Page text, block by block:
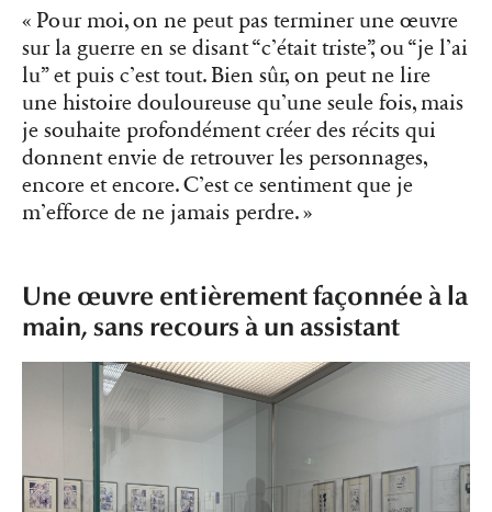
« Pour moi, on ne peut pas terminer une œuvre
sur la guerre en se disant “c’était triste”, ou “je l’ai
lu” et puis c’est tout. Bien sûr, on peut ne lire
une histoire douloureuse qu’une seule fois, mais
je souhaite profondément créer des récits qui
donnent envie de retrouver les personnages,
encore et encore. C’est ce sentiment que je
m’efforce de ne jamais perdre. »
Une œuvre entièrement façonnée à la
main, sans recours à un assistant